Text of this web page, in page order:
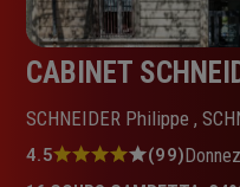
CABINET
SCHNEIDER Philippe ,
Note
4.5 (99)